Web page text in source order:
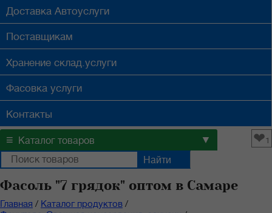
Доставка Автоуслуги
Поставщикам
Хранение склад.услуги
Фасовка услуги
Контакты
≡ Каталог товаров ▼ ❤1
Фасоль "7 грядок" оптом в Самаре
Главная / Каталог продуктов /